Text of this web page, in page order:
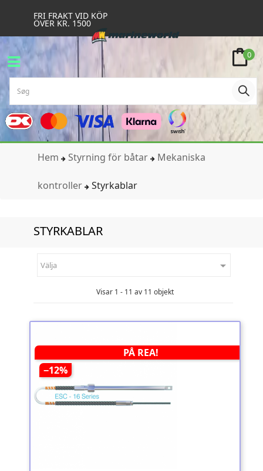
FRI FRAKT VID KÖP
ÖVER KR. 1500
0
Hem Styrning för båtar Mekaniska
kontroller Styrkablar
STYRKABLAR
Välja 
Visar 1 - 11 av 11 objekt
PÅ REA!
−12%